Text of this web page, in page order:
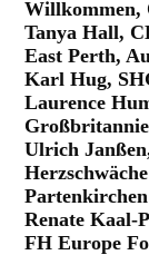
Willkommen,
Tanya Hall,
East Perth,
Karl Hug,
Laurence
Ulrich
Partenkirchen
Renate Kaal-
FH Europe